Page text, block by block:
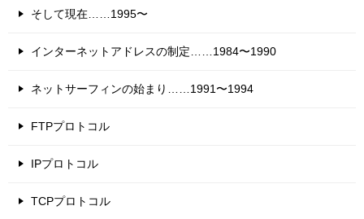
そして現在……1995〜
インターネットアドレスの制定……1984〜1990
ネットサーフィンの始まり……1991〜1994
FTPプロトコル
IPプロトコル
TCPプロトコル